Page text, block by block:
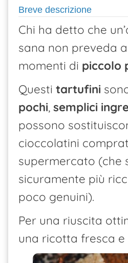
Breve descrizione
Chi ha detto che
sana non preveda
momenti di piccolo
Questi tartufini
pochi, semplici
possono
cioccolatini
supermercato (che
sicuramente più
poco genuini).
Per una riuscita
una ricotta fresca e